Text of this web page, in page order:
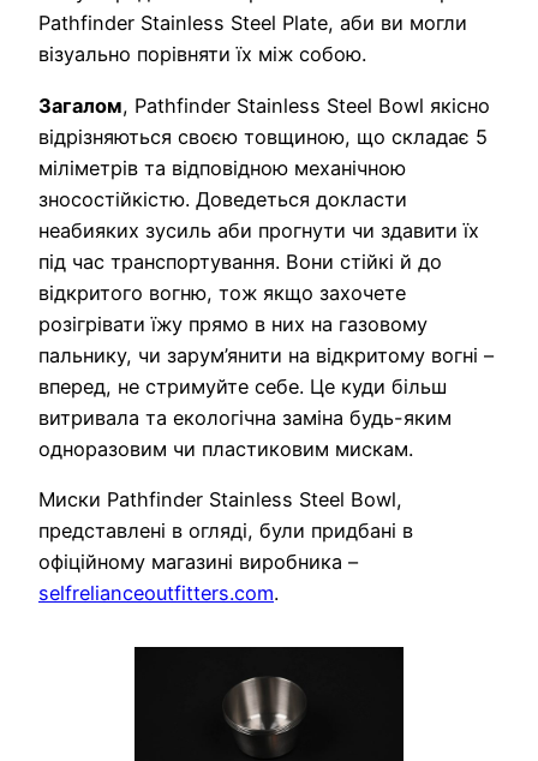
Pathfinder Stainless Steel Plate, аби ви могли
візуально порівняти їх між собою.
Загалом, Pathfinder Stainless Steel Bowl якісно
відрізняються своєю товщиною, що складає 5
міліметрів та відповідною механічною
зносостійкістю. Доведеться докласти
неабияких зусиль аби прогнути чи здавити їх
під час транспортування. Вони стійкі й до
відкритого вогню, тож якщо захочете
розігрівати їжу прямо в них на газовому
пальнику, чи зарум’янити на відкритому вогні –
вперед, не стримуйте себе. Це куди більш
витривала та екологічна заміна будь-яким
одноразовим чи пластиковим мискам.
Миски Pathfinder Stainless Steel Bowl,
представлені в огляді, були придбані в
офіційному магазині виробника –
selfrelianceoutfitters.com.